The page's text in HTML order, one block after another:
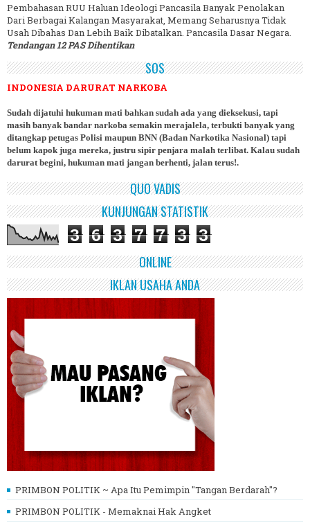
Pembahasan RUU Haluan Ideologi Pancasila Banyak Penolakan
Dari Berbagai Kalangan Masyarakat, Memang Seharusnya Tidak
Usah Dibahas Dan Lebih Baik Dibatalkan. Pancasila Dasar Negara.
Tendangan 12 PAS Dihentikan
SOS
INDONESIA DARURAT NARKOBA
Sudah dijatuhi hukuman mati bahkan sudah ada yang dieksekusi, tapi
masih banyak bandar narkoba semakin merajalela, terbukti banyak yang
ditangkap petugas Polisi maupun BNN (Badan Narkotika Nasional) tapi
belum kapok juga mereka, justru sipir penjara malah terlibat. Kalau sudah
darurat begini, hukuman mati jangan berhenti, jalan terus!.
QUO VADIS
KUNJUNGAN STATISTIK
3 6 3 7 7 3 3
ONLINE
IKLAN USAHA ANDA
PRIMBON POLITIK ~ Apa Itu Pemimpin "Tangan Berdarah"?
PRIMBON POLITIK - Memaknai Hak Angket